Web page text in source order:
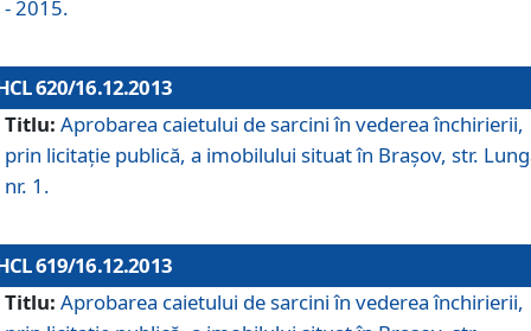
- 2015.
620/16.12.2013
Titlu: Aprobarea caietului de sarcini în vederea închirierii,
prin licitaţie publică, a imobilului situat în Braşov, str.
nr. 1.
619/16.12.2013
Titlu: Aprobarea caietului de sarcini în vederea închirierii,